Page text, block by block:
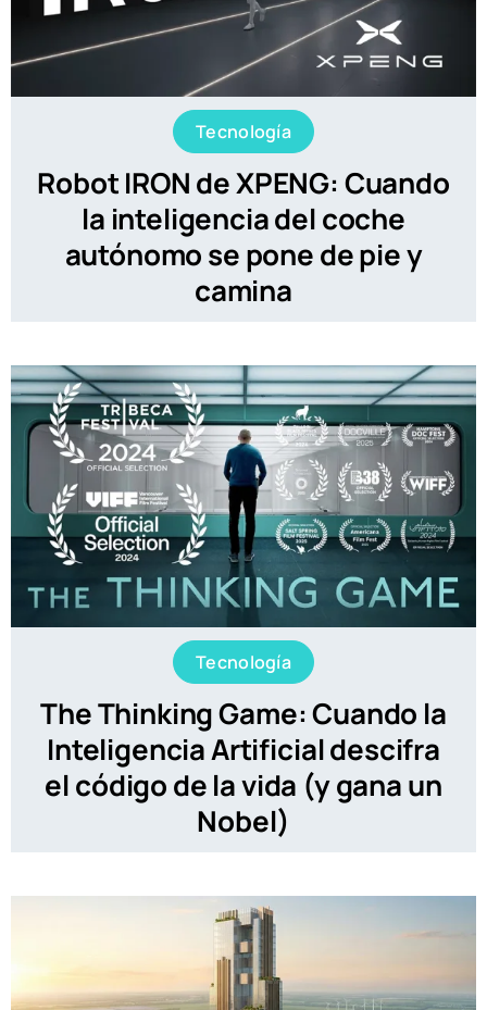
Tecnología
Robot IRON de XPENG: Cuando
la inteligencia del coche
autónomo se pone de pie y
camina
Tecnología
The Thinking Game: Cuando la
Inteligencia Artificial descifra
el código de la vida (y gana un
Nobel)